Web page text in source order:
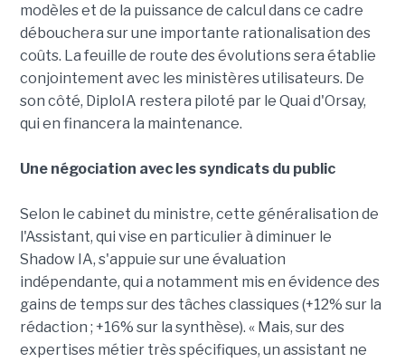
modèles et de la puissance de calcul dans ce cadre
débouchera sur une importante rationalisation des
coûts. La feuille de route des évolutions sera établie
conjointement avec les ministères utilisateurs. De
son côté, DiploIA restera piloté par le Quai d'Orsay,
qui en financera la maintenance.
Une négociation avec les syndicats du public
Selon le cabinet du ministre, cette généralisation de
l'Assistant, qui vise en particulier à diminuer le
Shadow IA, s'appuie sur une évaluation
indépendante, qui a notamment mis en évidence des
gains de temps sur des tâches classiques (+12% sur la
rédaction ; +16% sur la synthèse). « Mais, sur des
expertises métier très spécifiques, un assistant ne